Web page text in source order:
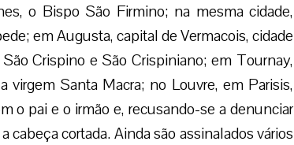
o Bispo São Firmino; na mesma cidade,
em Augusta, capital de Vermacois, cidade
Crispino e São Crispiniano; em Tournay,
virgem Santa Macra; no Louvre, em Parisis,
o pai e o irmão e, recusando-se a denunciar
cortada. Ainda são assinalados vários